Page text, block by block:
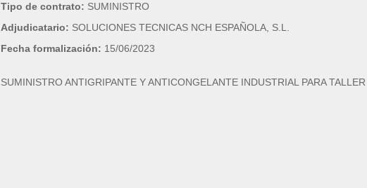
Tipo de contrato: SUMINISTRO
Adjudicatario: SOLUCIONES TECNICAS NCH ESPAÑOLA, S.L.
Fecha formalización: 15/06/2023
SUMINISTRO ANTIGRIPANTE Y ANTICONGELANTE INDUSTRIAL PARA TALLER